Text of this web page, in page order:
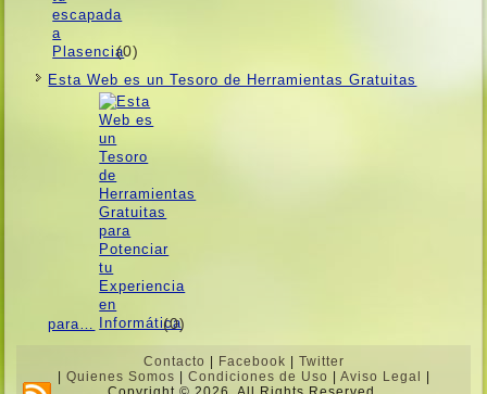
(0)
Esta Web es un Tesoro de Herramientas Gratuitas
para… (0)
Contacto Facebook
Twitter
Quienes Somos Condiciones de Uso Aviso Legal